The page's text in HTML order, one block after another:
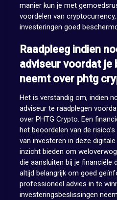
manier kun je met
voordelen van
investeringen goed
Raadpleeg indien
adviseur voordat je
neemt over phtg
Het is verstandig om, indien
adviseur te raadplegen
over PHTG Crypto. Een
het beoordelen van de
van investeren in deze
inzicht bieden om
die aansluiten bij je financiële
altijd belangrijk om goed
professioneel advies in te
investeringsbeslissingen